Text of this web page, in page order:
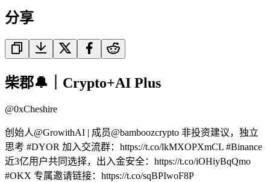
分享
柴郡🔔｜Crypto+AI Plus
@0xCheshire
创始人@GrowithAI | 成员@bamboozcrypto 非投资建议，独立
思考 #DYOR 加入交流群：https://t.co/lkMXOPXmCL #Binance
近3亿用户共同选择，出入金安全：https://t.co/iOHiyBqQmo
#OKX 专属邀请链接：https://t.co/sqBPIwoF8P